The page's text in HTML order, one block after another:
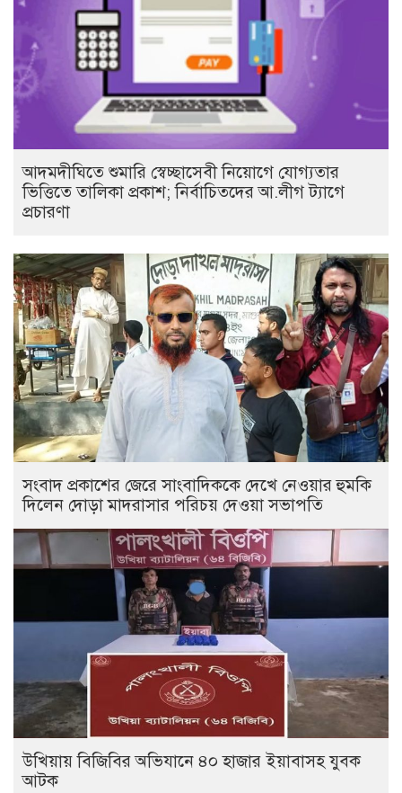
আদমদীঘিতে শুমারি স্বেচ্ছাসেবী নিয়োগে যোগ্যতার
ভিত্তিতে তালিকা প্রকাশ; নির্বাচিতদের আ.লীগ ট্যাগে
প্রচারণা
সংবাদ প্রকাশের জেরে সাংবাদিককে দেখে নেওয়ার হুমকি
দিলেন দোড়া মাদরাসার পরিচয় দেওয়া সভাপতি
উখিয়ায় বিজিবির অভিযানে ৪০ হাজার ইয়াবাসহ যুবক
আটক